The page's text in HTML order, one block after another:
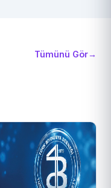
Tümünü Gör→